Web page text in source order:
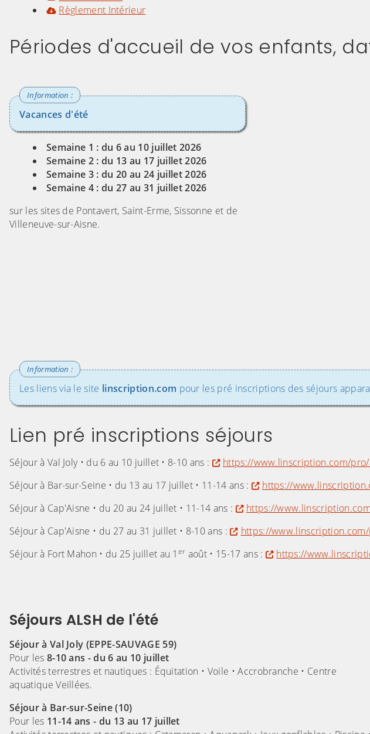
Règlement Intérieur
Périodes d'accueil de vos enfants,
Vacances d'été
Semaine 1 : du 6 au 10 juillet 2026
Semaine 2 : du 13 au 17 juillet 2026
Semaine 3 : du 20 au 24 juillet 2026
Semaine 4 : du 27 au 31 juillet 2026
sur les sites de Pontavert, Saint-Erme, Sissonne et de
Villeneuve-sur-Aisne.
Les liens via le site linscription.com pour les pré inscriptions des séjours
Lien pré inscriptions séjours
Séjour à Val Joly • du 6 au 10 juillet • 8-10 ans :
https://www.linscription.com/
Séjour à Bar-sur-Seine • du 13 au 17 juillet • 11-14 ans :
https://
Séjour à Cap'Aisne • du 20 au 24 juillet • 11-14 ans :
https://
Séjour à Cap'Aisne • du 27 au 31 juillet • 8-10 ans :
https://
Séjour à Fort Mahon • du 25 juillet au 1 er août • 15-17 ans : https://
Séjours ALSH de l'été
Séjour à Val Joly (EPPE-SAUVAGE 59)
Pour les 8-10 ans - du 6 au 10 juillet
Activités terrestres et nautiques : Équitation • Voile • Accrobranche • Centre
aquatique Veillées.
Séjour à Bar-sur-Seine (10)
Pour les 11-14 ans - du 13 au 17 juillet